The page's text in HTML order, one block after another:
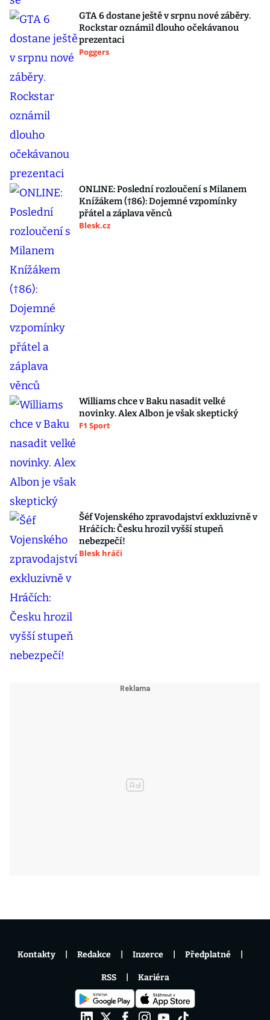
GTA 6 dostane ještě v srpnu nové záběry.
Rockstar oznámil dlouho očekávanou
prezentaci
Poggers
ONLINE: Poslední rozloučení s Milanem
Knížákem (†86): Dojemné vzpomínky
přátel a záplava věnců
Blesk.cz
Williams chce v Baku nasadit velké
novinky. Alex Albon je však skeptický
F1 Sport
Šéf Vojenského zpravodajství exkluzivně v
Hráčích: Česku hrozil vyšší stupeň
nebezpečí!
Blesk hráči
Kontakty Redakce Inzerce Předplatné
RSS Kariéra